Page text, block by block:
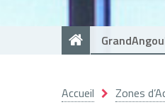
Accueil Zones